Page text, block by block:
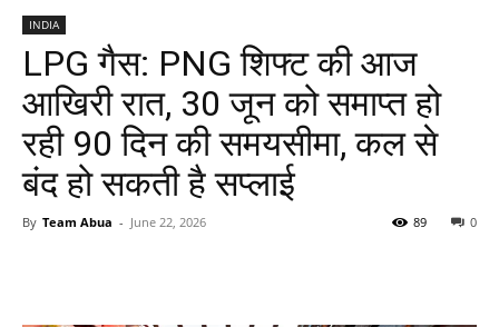
INDIA
LPG गैस: PNG शिफ्ट की आज
आखिरी रात, 30 जून को समाप्त हो
रही 90 दिन की समयसीमा, कल से
बंद हो सकती है सप्लाई
By Team Abua - June 22, 2026 0
89